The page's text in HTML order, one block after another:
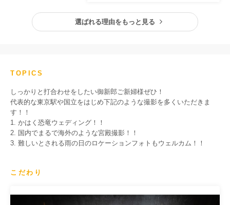
選ばれる理由をもっと見る
TOPICS
しっかりと打合わせをしたい御新郎ご新婦様ぜひ！
代表的な東京駅や国立をはじめ下記のような撮影を多くいただきま
す！！
1. かはく恐竜ウェディング！！
2. 国内でまるで海外のような宮殿撮影！！
3. 難しいとされる雨の日のロケーションフォトもウェルカム！！
こだわり